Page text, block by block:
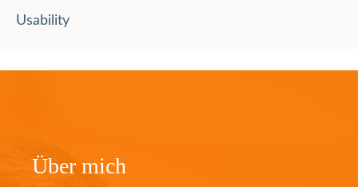
Usability
Über mich